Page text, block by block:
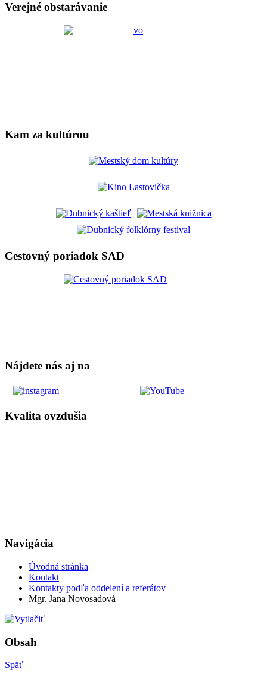
Verejné obstarávanie
Kam za kultúrou
Cestovný poriadok SAD
Nájdete nás aj na
Kvalita ovzdušia
Navigácia
Úvodná stránka
Kontakt
Kontakty podľa oddelení a referátov
Mgr. Jana Novosadová
Obsah
Späť